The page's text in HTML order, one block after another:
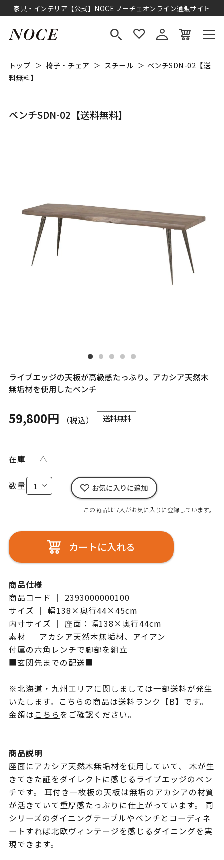
家具・インテリア【公式】NOCE ノーチェオンライン通販サイト
トップ 椅子・チェア スチール
ベンチSDN-02【送
料無料】
ベンチSDN-02【送料無料】
ライブエッジの天板が高級感たっぷり。アカシア天然木
無垢材を使用したベンチ
59,800円 （税込） 送料無料
在庫 ｜ △
数量 お気に入りに追加
この商品は17人がお気に入りに登録しています。
カートに入れる
商品仕様
商品コード ｜ 2393000000100
サイズ ｜ 幅138×奥行44×45cm
内寸サイズ ｜ 座面：幅138×奥行44cm
素材 ｜ アカシア天然木無垢材、アイアン
付属の六角レンチで脚部を組立
■玄関先までの配送■
※北海道・九州エリアに関しましては一部送料が発生
いたします。こちらの商品は送料ランク【B】です。
金額はこちらをご確認ください。
商品説明
座面にアカシア天然木無垢材を使用していて、 木が生
きてきた証をダイレクトに感じるライブエッジのベン
チです。 耳付き一枚板の天板は無垢のアカシアの材質
が活きていて重厚感たっぷりに仕上がっています。 同
シリーズのダイニングテーブルやベンチとコーディネ
ートすれば北欧ヴィンテージを感じるダイニングを実
現できます。